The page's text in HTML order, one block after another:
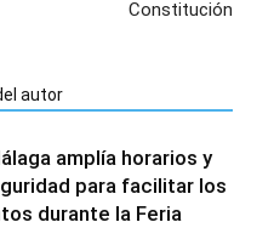
Constitución
autor
amplía horarios y
para facilitar los
durante la Feria